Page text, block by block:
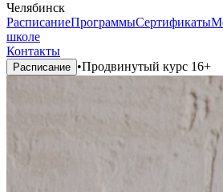
Челябинск
РасписаниеПрограммыСертификаты
школе
Контакты
Расписание •Продвинутый курс 16+